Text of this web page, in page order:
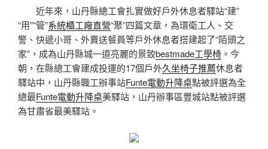
近年來，山丹縣總工會扎實做好戶外休息者驛站“建”
“用”“管”系統櫃工廠直營“聚”四篇文章，為環衛工人、交
警、快遞小哥、外賣送餐員等戶外休息者搭建起了“陌頭之
家”，成為山丹縣城一道亮麗的景致bestmade工學椅 。今
朝，在縣總工會建成投運的17個戶外久坐椅子推薦休息者
驛站中，山丹縣職工辦事站Funte電動升降桌點被評選為全
總最Funte電動升降桌美驛站，山丹辦事區豐城站點被評選
為甘肅省最美驛站。